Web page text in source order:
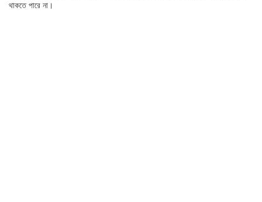
থাকতে পারে না।